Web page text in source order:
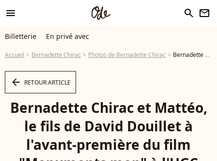
menu search newsletter
Billetterie En privé avec
Accueil Bernadette Chirac Photos de Bernadette Chirac Bernadette Chirac et Mattéo, le fils de David Douillet à l'avant-première du film "Monuments men" à l'UGC Normandie sur les Champs-Elysées à Paris le 12 février 2014. - Photo
arrow_left RETOUR ARTICLE
Bernadette Chirac et Mattéo,
le fils de David Douillet à
l'avant-première du film